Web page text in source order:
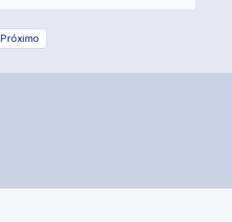
Próximo